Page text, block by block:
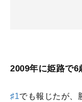
2009年に姫路で
♯1でも報じたが、